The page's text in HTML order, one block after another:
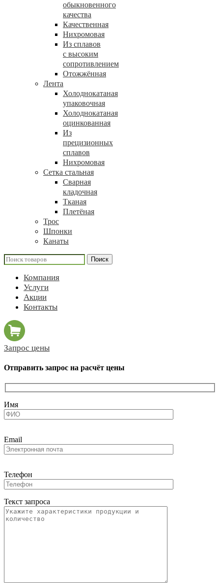
обыкновенного
качества
Качественная
Нихромовая
Из сплавов
с высоким
сопротивлением
Отожжённая
Лента
Холоднокатаная
упаковочная
Холоднокатаная
оцинкованная
Из
прецизионных
сплавов
Нихромовая
Сетка стальная
Сварная
кладочная
Тканая
Плетёная
Трос
Шпонки
Канаты
Поиск
Компания
Услуги
Акции
Контакты
Запрос цены
Отправить запрос на расчёт цены
Имя
Email
Телефон
Текст запроса